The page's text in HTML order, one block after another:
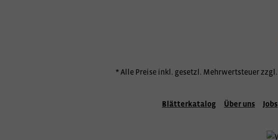
* Alle Preise inkl. gesetzl. Mehrwertsteuer zzgl.
Blätterkatalog Über uns Jobs